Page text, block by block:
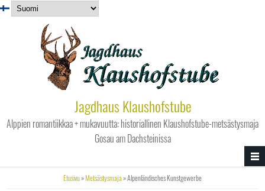
Hyppää pääsisältöön
Jagdhaus Klaushofstube
Alppien romantiikkaa + mukavuutta: historiallinen Klaushofstube-metsästysmaja
Gosau am Dachsteinissa
Etusivu»Metsästysmaja» Alpenländisches Kunstgewerbe